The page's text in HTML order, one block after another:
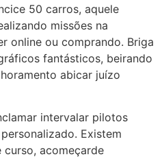
50 carros, aquele
missões na
online ou comprando. Briga
fantásticos, beirando
abicar juízo
intervalar pilotos
Existem
acomeçarde